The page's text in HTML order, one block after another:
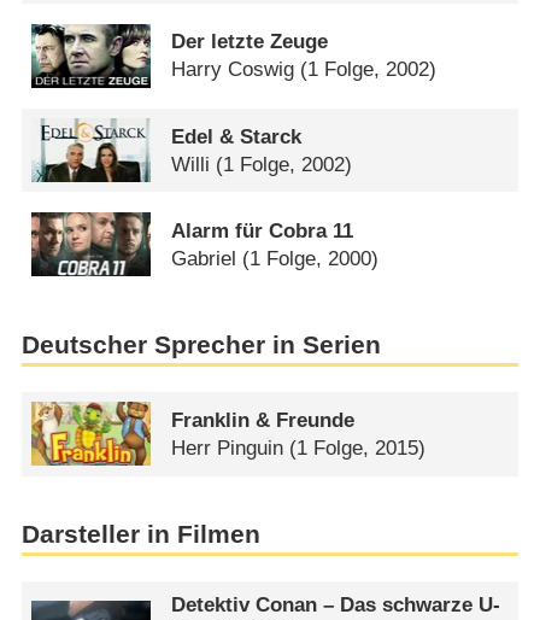
Der letzte Zeuge
Harry Coswig (1 Folge, 2002)
Edel & Starck
Willi (1 Folge, 2002)
Alarm für Cobra 11
Gabriel (1 Folge, 2000)
Deutscher Sprecher in Serien
Franklin & Freunde
Herr Pinguin (1 Folge, 2015)
Darsteller in Filmen
Detektiv Conan – Das schwarze U-